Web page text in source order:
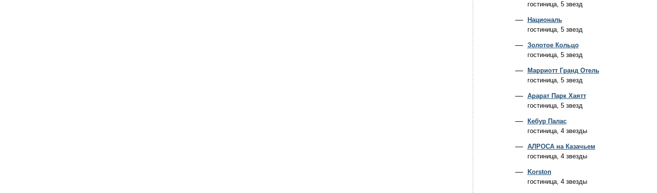
гостиница, 5 звезд
Националь
гостиница, 5 звезд
Золотое Кольцо
гостиница, 5 звезд
Марриотт Гранд Отель
гостиница, 5 звезд
Арарат Парк Хаятт
гостиница, 5 звезд
Кебур Палас
гостиница, 4 звезды
АЛРОСА на Казачьем
гостиница, 4 звезды
Korston
гостиница, 4 звезды